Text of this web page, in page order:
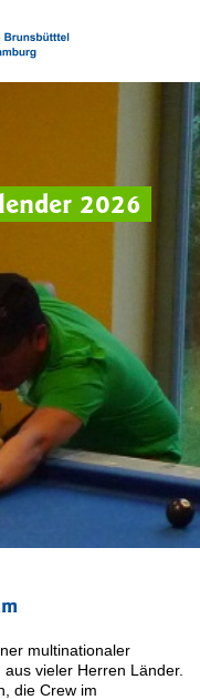
2026
multinationaler
vieler Herren Länder.
die Crew im